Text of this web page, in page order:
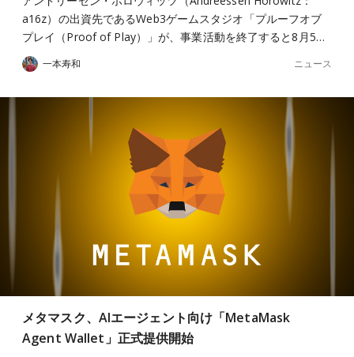
a16z）の出資先であるWeb3ゲームスタジオ「プルーフオブ
プレイ（Proof of Play）」が、事業活動を終了すると8月5…
一本寿和 ニュース
メタマスク、AIエージェント向け「MetaMask
Agent Wallet」正式提供開始